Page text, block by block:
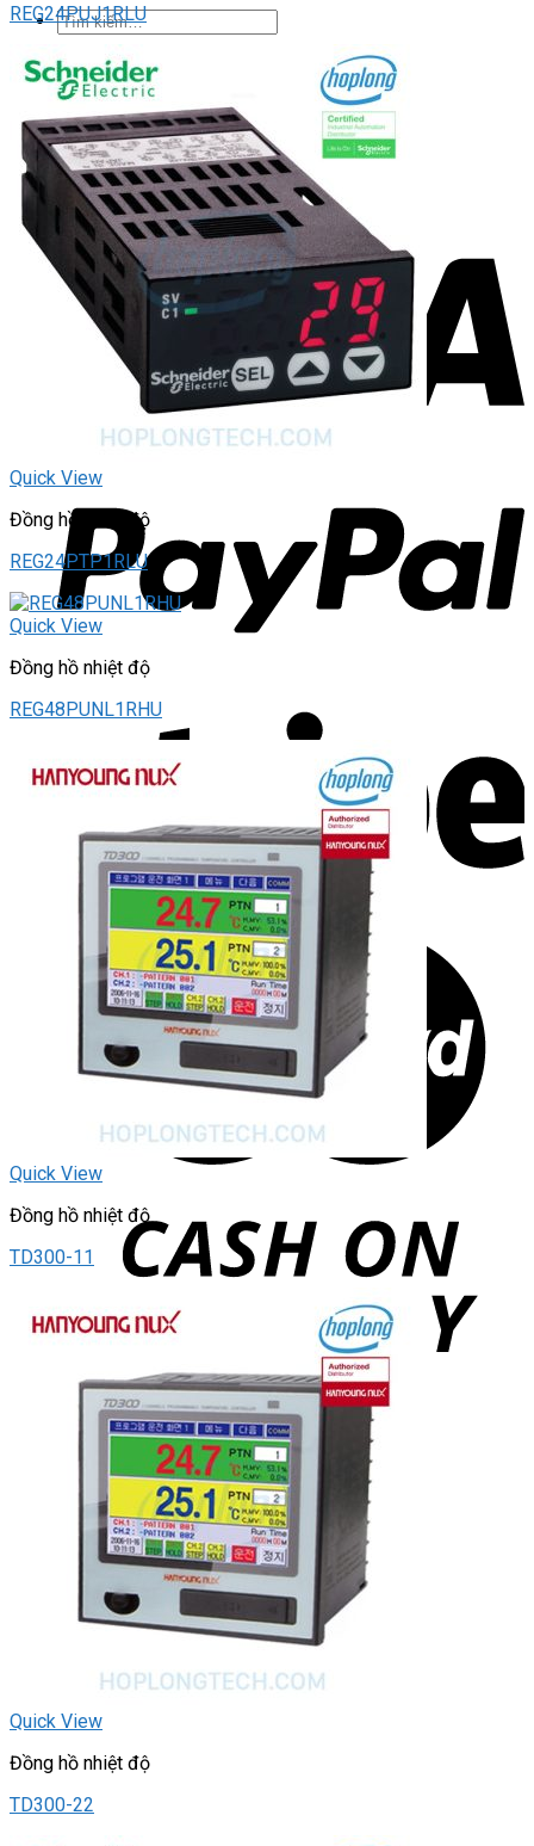
Tìm
kiếm:
0
Giỏ hàng
Chưa có sản phẩm trong giỏ hàng.
REG24PUJ1RLU
Quick View
Đồng hồ nhiệt độ
REG24PTP1RLU
Quick View
Đồng hồ nhiệt độ
REG48PUNL1RHU
Quick View
Đồng hồ nhiệt độ
TD300-11
Quick View
Đồng hồ nhiệt độ
TD300-22